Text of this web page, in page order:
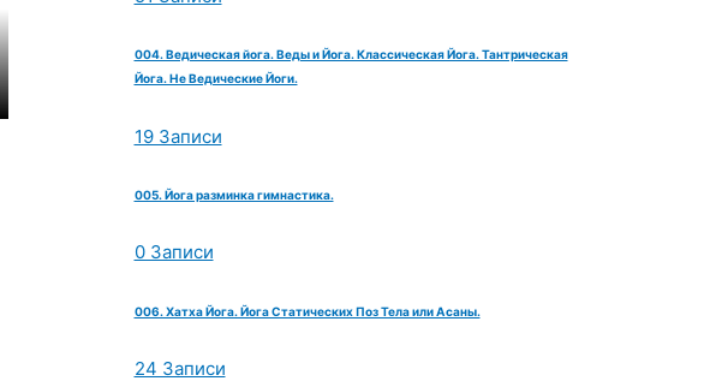
004. Ведическая йога. Веды и Йога. Классическая Йога. Тантрическая
Йога. Не Ведические Йоги.
19 Записи
005. Йога разминка гимнастика.
0 Записи
006. Хатха Йога. Йога Статических Поз Тела или Асаны.
24 Записи